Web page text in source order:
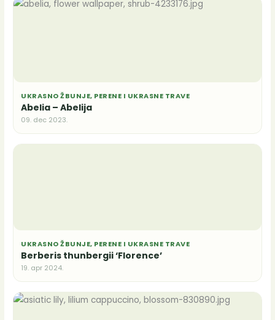
UKRASNO ŽBUNJE, PERENE I UKRASNE TRAVE
Abelia – Abelija
09. dec 2023.
UKRASNO ŽBUNJE, PERENE I UKRASNE TRAVE
Berberis thunbergii ‘Florence’
19. apr 2024.